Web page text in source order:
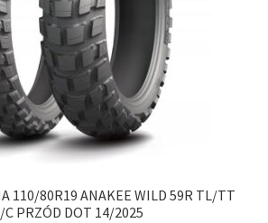
110/80R19 ANAKEE WILD 59R TL/TT
C PRZÓD DOT 14/2025